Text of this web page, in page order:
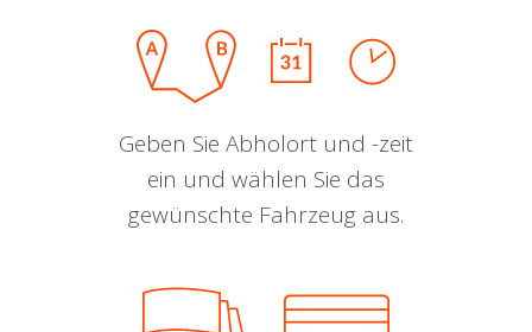
Geben Sie Abholort und -zeit
ein und wählen Sie das
gewünschte Fahrzeug aus.